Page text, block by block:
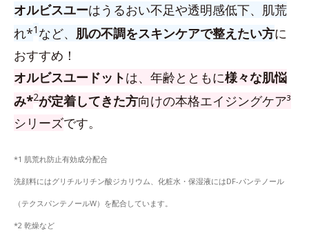
オルビスユーはうるおい不足や透明感低下、肌荒
れ*1 など、 肌の不調をスキンケアで整えたい方に
おすすめ！
オルビスユードットは、年齢とともに様々な肌悩
み*2が定着してきた方向けの本格エイジングケア³
シリーズです。
*1 肌荒れ防止有効成分配合
洗顔料にはグリチルリチン酸ジカリウム、化粧水・保湿液にはDF-パンテノール
（テクスパンテノールW）を配合しています。
*2 乾燥など